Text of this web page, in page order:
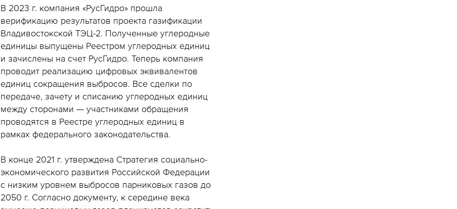
В 2023 г. компания «РусГидро» прошла
верификацию результатов проекта газификации
Владивостокской ТЭЦ-2. Полученные углеродные
единицы выпущены Реестром углеродных единиц
и зачислены на счет РусГидро. Теперь компания
проводит реализацию цифровых эквивалентов
единиц сокращения выбросов. Все сделки по
передаче, зачету и списанию углеродных единиц
между сторонами — участниками обращения
проводятся в Реестре углеродных единиц в
рамках федерального законодательства.
В конце 2021 г. утверждена Стратегия социально-
экономического развития Российской Федерации
с низким уровнем выбросов парниковых газов до
2050 г. Согласно документу, к середине века